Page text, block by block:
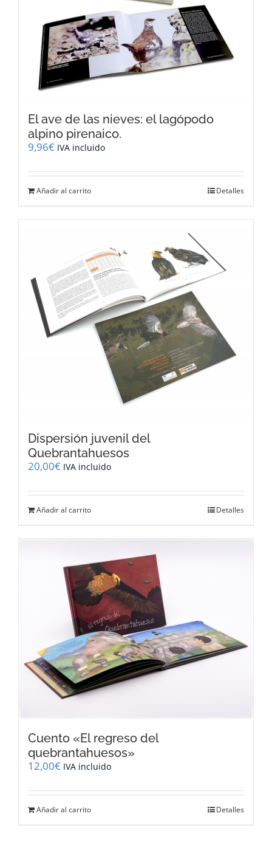
El ave de las nieves: el lagópodo
alpino pirenaico.
9,96€ IVA incluido
Añadir al carrito Detalles
Dispersión juvenil del
Quebrantahuesos
20,00€ IVA incluido
Añadir al carrito Detalles
Cuento «El regreso del
quebrantahuesos»
12,00€ IVA incluido
Añadir al carrito Detalles